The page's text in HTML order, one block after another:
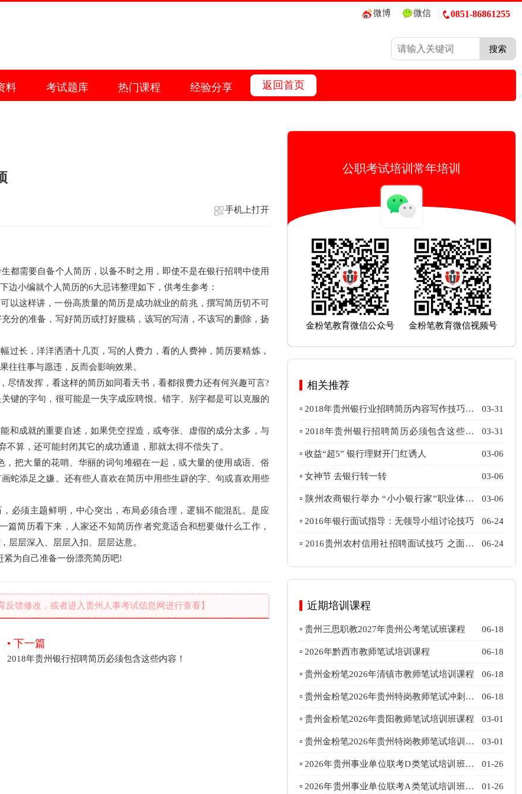
微博 微信 0851-86861255
搜索
料 考试题库 热门课程 经验分享 返回首页
手机上打开
都需要自备个人简历，以备不时之用，即使不是在银行招聘中使用
边小编就个人简历的6大忌讳整理如下，供考生参考：
以这样讲，一份高质量的简历是成功就业的前兆，撰写简历切不可
分的准备，写好简历或打好腹稿，该写的写清，不该写的删除，扬
过长，洋洋洒洒十几页，写的人费力，看的人费神，简历要精炼，
往往事与愿违，反而会影响效果。
情发挥，看这样的简历如同看天书，看都很费力还有何兴趣可言?
键的字句，很可能是一失字成应聘恨。错字、别字都是可以克服的
和成就的重要自述，如果凭空捏造，或夸张、虚假的成分太多，与
算，还可能封闭其它的成功通道，那就太得不偿失了。
把大量的花哨、华丽的词句堆砌在一起，或大量的使用成语、俗
蛇添足之嫌。还有些人喜欢在简历中用些生辟的字、句或喜欢用些
必须主题鲜明，中心突出，布局必须合理，逻辑不能混乱。是应
简历看下来，人家还不知简历作者究竟适合和想要做什么工作，
层层深入、层层入扣、层层达意。
紧为自己准备一份漂亮简历吧!
馈修改，或者进入贵州人事考试信息网进行查看】
• 下一篇
2018年贵州银行招聘简历必须包含这些内容！
公职考试培训常年培训
金粉笔教育微信公众号 金粉笔教育微信视频号
相关推荐
▫ 2018年贵州银行业招聘简历内容写作技巧免
费公布
03-31
▫ 2018年贵州银行招聘简历必须包含这些内
容！
03-31
▫ 收益“超5” 银行理财开门红诱人 03-06
▫ 女神节 去银行转一转 03-06
▫ 陕州农商银行举办 “小小银行家”职业体验
活动
03-06
▫ 2016年银行面试指导：无领导小组讨论技巧 06-24
▫ 2016贵州农村信用社招聘面试技巧 之面试
常见问题攻克技巧
06-24
近期培训课程
▫ 贵州三思职教2027年贵州公考笔试班课程 06-18
▫ 2026年黔西市教师笔试培训课程 06-18
▫ 贵州金粉笔2026年清镇市教师笔试培训课程 06-18
▫ 贵州金粉笔2026年贵州特岗教师笔试冲刺班
课程
06-18
▫ 贵州金粉笔2026年贵阳教师笔试培训班课程 03-01
▫ 贵州金粉笔2026年贵州特岗教师笔试培训班
课程
03-01
▫ 2026年贵州事业单位联考D类笔试培训班课
程
01-26
▫ 2026年贵州事业单位联考A类笔试培训班课 01-26